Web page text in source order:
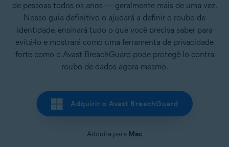
de pessoas todos os anos — geralmente mais de uma vez.
Nosso guia definitivo o ajudará a definir o roubo de
identidade, ensinará tudo o que você precisa saber para
evitá-lo e mostrará como uma ferramenta de privacidade
forte como o Avast BreachGuard pode protegê-lo contra
roubo de dados agora mesmo.
Adquirir o Avast BreachGuard
Adquira para Mac